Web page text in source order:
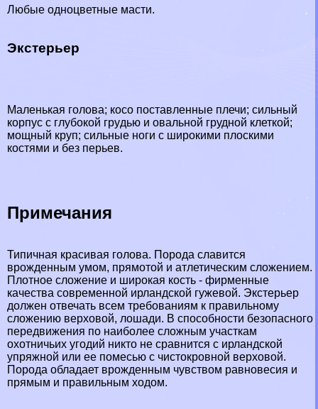
Любые одноцветные масти.
Экстерьер
Маленькая голова; косо поставленные плечи; сильный
корпус с глубокой гpyдью и овальной грудной клеткой;
мощный круп; сильные ноги с широкими плоскими
костями и без перьев.
Примечания
Типичная красивая голова. Порода славится
врожденным умом, прямотой и атлетическим сложением.
Плотное сложение и широкая кость - фирменные
качества современной ирландской гужевой. Экстерьер
должен отвечать всем требованиям к правильному
сложению верховой, лошади. В способности безопасного
передвижения по наиболее сложным участкам
охотничьих угодий никто не сравнится с ирландской
упряжной или ее помесью с чистокровной верховой.
Порода обладает врожденным чувством равновесия и
прямым и правильным ходом.